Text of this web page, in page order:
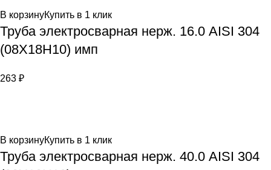
В корзинуКупить в 1 клик
Труба электросварная нерж. 16.0 AISI 304
(08Х18Н10) имп
263 ₽
В корзинуКупить в 1 клик
Труба электросварная нерж. 40.0 AISI 304